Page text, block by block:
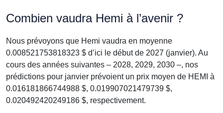
Combien vaudra Hemi à l’avenir ?
Nous prévoyons que Hemi vaudra en moyenne
0.008521753818323 $ d’ici le début de 2027 (janvier). Au
cours des années suivantes – 2028, 2029, 2030 –, nos
prédictions pour janvier prévoient un prix moyen de HEMI à
0.016181866744988 $, 0.019907021479739 $,
0.020492420249186 $, respectivement.